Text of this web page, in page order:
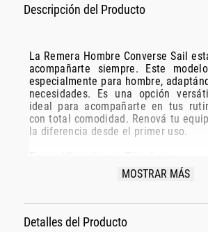
Descripción del Producto
La Remera Hombre Converse Sail
acompañarte siempre. Este
especialmente para hombre,
necesidades. Es una opción
ideal para acompañarte en tus
con total comodidad. Renová tu
la diferencia desde el primer uso.
Grupo: indumentaria
MOSTRAR MÁS
Detalles del Producto